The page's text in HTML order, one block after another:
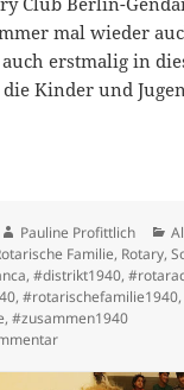
mal wieder
erstmalig in
Kinder und
Ferienwoche für
Autor
Pauline Profittlich
Familie, Rotary,
,#distrikt1940,
,#rotarischefamilie1940
,#zusammen1940
zu Eine ganz